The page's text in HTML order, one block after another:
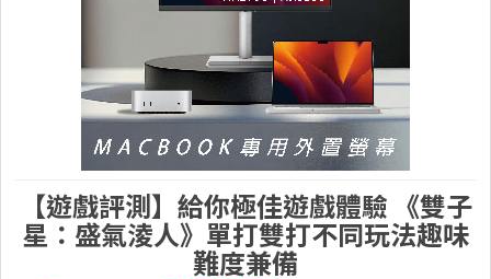
【遊戲評測】給你極佳遊戲體驗 《雙子
星：盛氣淩人》單打雙打不同玩法趣味
難度兼備